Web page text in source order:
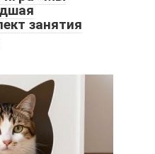
занятия